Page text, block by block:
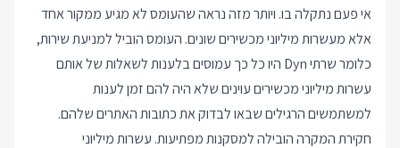
אי פעם נתקלה בו. ויותר מזה נראה שהעומס לא מגיע ממקור אחד
אלא מעשרות מיליוני מכשירים שונים. העומס הוביל למניעת שירות,
כלומר שרתי Dyn היו כל כך עמוסים בלענות לשאלות של אותם
עשרות מיליוני מכשירים עוינים שלא היה להם זמן לענות
למשתמשים הרגילים שבאו לבדוק את כתובות האתרים שלהם.
חקירת המקרה הובילה למסקנות מפתיעות. עשרות מיליוני